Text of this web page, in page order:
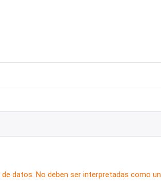
datos. No deben ser interpretadas como un